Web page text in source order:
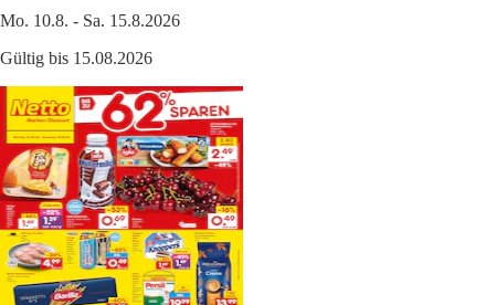
Mo. 10.8. - Sa. 15.8.2026
Gültig bis 15.08.2026